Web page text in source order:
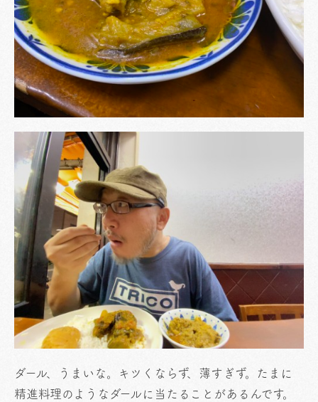
ダール、うまいな。キツくならず、薄すぎず。たまに
精進料理のようなダールに当たることがあるんです。